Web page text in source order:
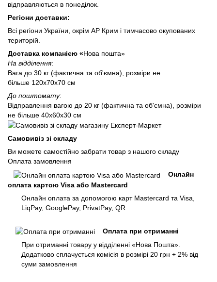
відправляються в понеділок.
Регіони доставки:
Всі регіони України, окрім АР Крим і тимчасово окупованих
територій.
Доставка компанією «Нова пошта»
На відділення:
Вага до 30 кг (фактична та об'ємна), розміри не
більше 120х70х70 см
До поштомату:
Відправлення вагою до 20 кг (фактична та об'ємна), розміри
не більше 40х60х30 см
Самовивіз зі складу
Ви можете самостійно забрати товар з нашого складу
Оплата замовлення
Онлайн
оплата картою Visa або Mastercard
Онлайн оплата за допомогою карт Mastercard та Visa,
LiqPay, GooglePay, PrivatPay, QR
Оплата при отриманні
При отриманні товару у відділенні «Нова Пошта».
Додатково сплачується комісія в розмірі 20 грн + 2% від
суми замовлення